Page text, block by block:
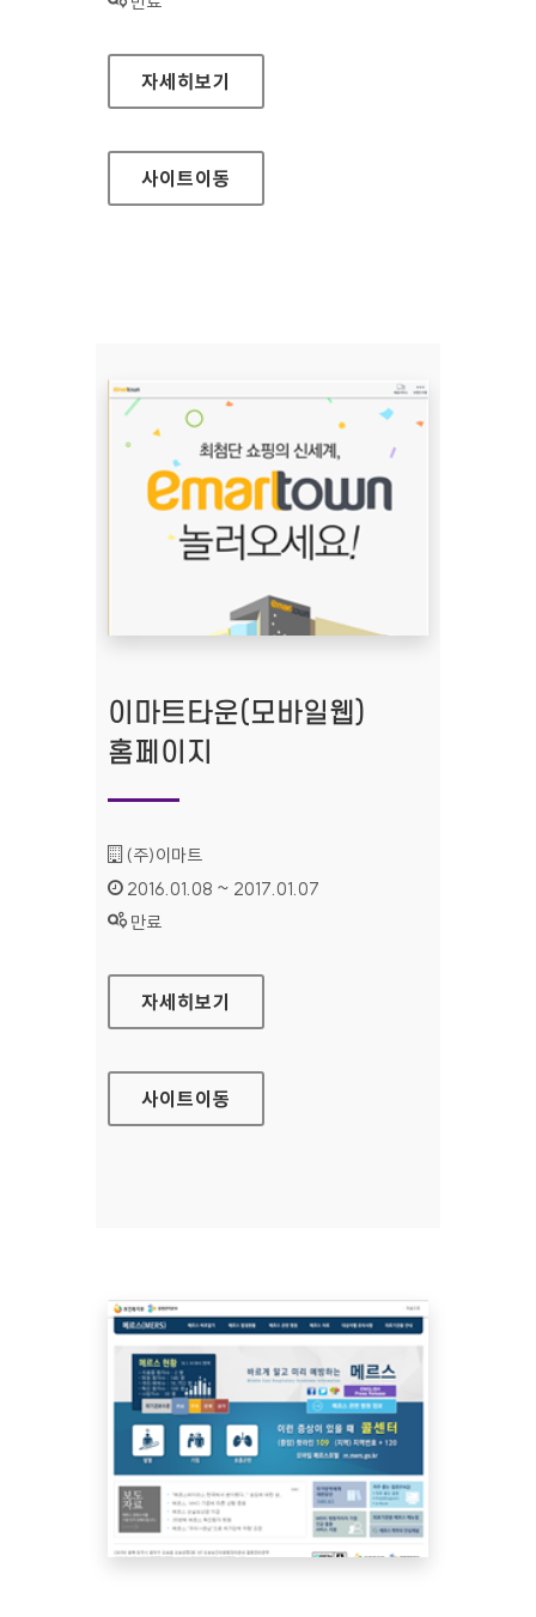
일렉트로마트(모바일웹) 홈페이지
자세히보기
사이트이동
이마트타운(모바일웹)
홈페이지
기관명 :
(주)이마트
인증기간 :
2016.01.08 ~ 2017.01.07
상태 :
만료
이마트타운(모바일웹) 홈페이지
자세히보기
사이트이동